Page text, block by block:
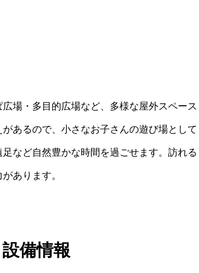
場・多目的広場など、多様な屋外スペース
あるので、小さなお子さんの遊び場として
など自然豊かな時間を過ごせます。訪れる
あります。
備情報